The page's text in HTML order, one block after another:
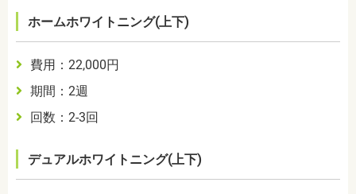
ホームホワイトニング(上下)
費用：22,000円
期間：2週
回数：2-3回
デュアルホワイトニング(上下)